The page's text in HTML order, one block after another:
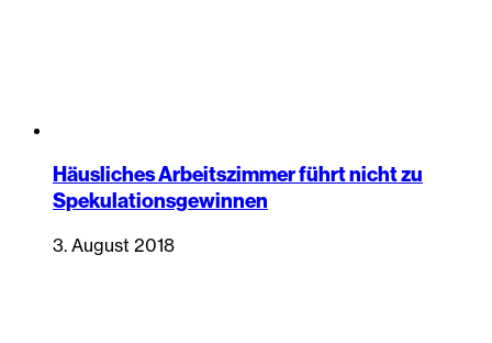
Häusliches Arbeitszimmer führt nicht zu
Spekulationsgewinnen
3. August 2018